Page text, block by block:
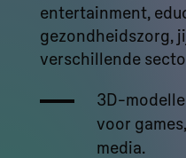
entertainment,
gezondheidszorg,
verschillende
3D-
voor
media.